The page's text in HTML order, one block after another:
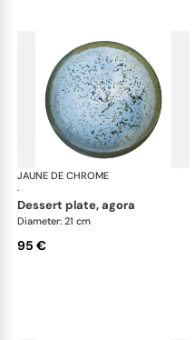
JAUNE DE CHROME
·
dessert plate, agora
Diameter: 21 cm
95 €